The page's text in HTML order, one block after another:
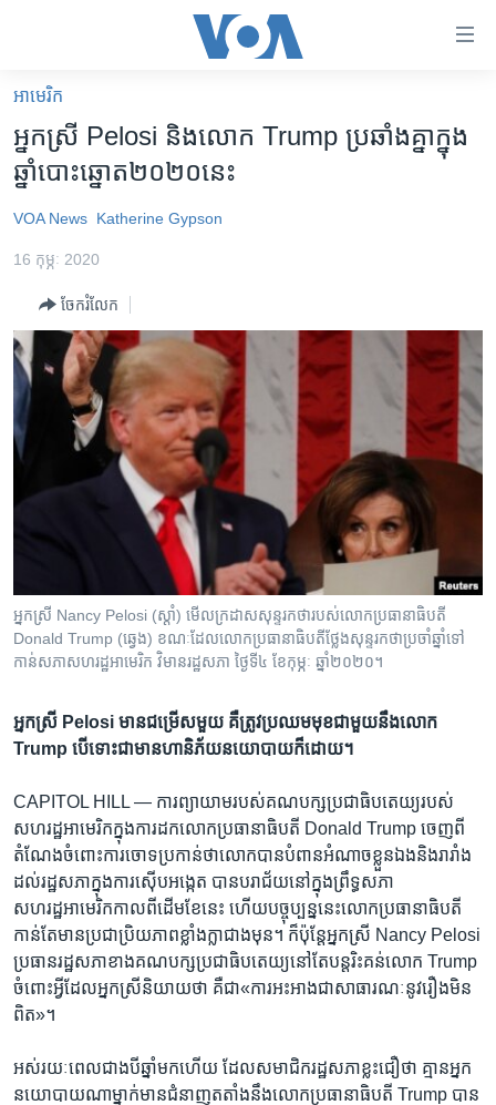
គេហទំព័រ​
ទាក់ទង
រំលង​
និង​
ទំព័រ​
ម្តង
រំលង​
ទៅ​
រចនា
ទៅ​
កាន់​
ស្វែង​
រក
អន្តរជាតិ
ហេឡូវីអូអេ
កម្ពុជាច្នៃប្រតិដ្ឋ
ព្រឹត្តិការណ៍ព័ត៌មាន
ទូរទស្សន៍ / វីដេអូ​
វិទ្យុ / ផតខាសថ៍
កម្មវិធីទាំងអស់
Khmer English
បណ្តាញ​សង្គម
អាមេរិក​
អ្នកស្រី Pelosi និង​លោក Trump ប្រឆាំង​គ្នា​ក្នុង​
ឆ្នាំ​បោះឆ្នោត​២០២០​នេះ
VOA News Katherine Gypson
16 កុម្ភៈ 2020
ចែករំលែក
អ្នកស្រី Nancy Pelosi (ស្ដាំ) មើល​ក្រដាស​សុន្ទរកថា​​របស់​លោក​ប្រធានាធិបតី
Donald Trump (ឆ្វេង) ខណៈ​ដែល​លោក​ប្រធានាធិបតី​ថ្លែង​សុន្ទរកថា​ប្រចាំ​ឆ្នាំ​ទៅ​
កាន់​សភា​សហរដ្ឋអាមេរិក វិមាន​រដ្ឋសភា​​ ថ្ងៃ​ទី​៤ ខែ​កុម្ភៈ ឆ្នាំ​២០២០។
អ្នកស្រី Pelosi មាន​ជម្រើស​មួយ​ គឺ​ត្រូវ​ប្រឈម​មុខ​ជាមួយ​នឹង​លោក
Trump បើ​ទោះ​ជា​មាន​ហានិភ័យ​នយោបាយ​ក៏​ដោយ‍។
CAPITOL HILL — ការ​ព្យាយាម​របស់គណបក្ស​ប្រជាធិបតេយ្យ​របស់​
សហរដ្ឋអាមេរិកក្នុង​ការ​ដក​លោក​ប្រធានាធិបតី​ Donald Trump ចេញ​ពី​
តំណែង​ចំពោះ​ការ​ចោទប្រកាន់​ថា​លោក​បាន​បំពាន​អំណាច​ខ្លួន​ឯង​និង​រារាំង​
ដល់​រដ្ឋសភា​ក្នុង​ការ​ស៊ើបអង្កេត បាន​បរាជ័យ​នៅ​ក្នុង​ព្រឹទ្ធសភា​
សហរដ្ឋអាមេរិក​កាល​ពី​ដើម​ខែ​នេះ ហើយ​បច្ចុប្បន្ន​នេះ​លោក​ប្រធានាធិបតី​
កាន់​តែ​មាន​ប្រជាប្រិយភាព​ខ្លាំងក្លា​ជាង​មុន។ ក៏​ប៉ុន្តែ​អ្នកស្រី Nancy Pelosi
ប្រធាន​រដ្ឋសភា​ខាង​គណបក្ស​ប្រជាធិបតេយ្យ​នៅ​តែ​បន្ត​រិះគន់​លោក Trump
ចំពោះ​អ្វី​ដែល​អ្នកស្រី​និយាយ​ថា គឺ​ជា«ការ​អះអាង​ជា​សាធារណៈ​នូវ​រឿង​មិន​
ពិត»។
អស់​រយៈពេល​ជាង​បី​ឆ្នាំ​មក​ហើយ ដែល​សមាជិក​រដ្ឋសភា​ខ្លះ​ជឿ​ថា គ្មាន​អ្នក
នយោបាយ​ណា​ម្នាក់​មាន​ជំនាញ​តតាំង​នឹង​លោក​ប្រធានាធិបតី Trump បាន​